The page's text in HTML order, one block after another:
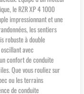
le RZR XP 4 1000
impressionnant et une
les sentiers
robuste à double
avec
confort de conduite
Que vous rouliez sur
ou les terrains
de conduite